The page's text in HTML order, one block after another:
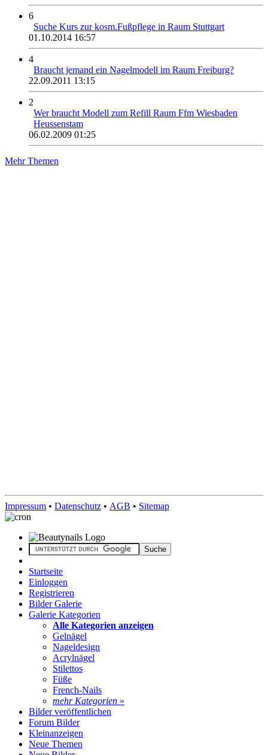
6
Suche Kurs zur kosm.Fußpflege in Raum Stuttgart
01.10.2014 16:57
4
Braucht jemand ein Nagelmodell im Raum Freiburg?
22.09.2011 13:15
2
Wer braucht Modell zum Refill Raum Ffm Wiesbaden
Heussenstam
06.02.2009 01:25
Mehr Themen
Impressum • Datenschutz • AGB • Sitemap
Startseite
Einloggen
Registrieren
Bilder Galerie
Galerie Kategorien
Alle Kategorien anzeigen
Gelnägel
Nageldesign
Acrylnägel
Stilettos
Füße
French-Nails
mehr Kategorien »
Bilder veröffentlichen
Forum Bilder
Kleinanzeigen
Neue Themen